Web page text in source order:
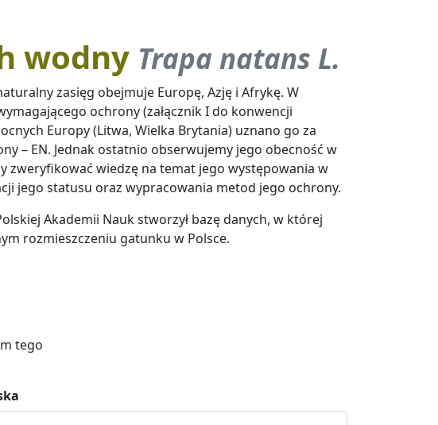
wodny Trapa natans L.
zasięg obejmuje Europę, Azję i Afrykę. W
ochrony (załącznik I do konwencji
Europy (Litwa, Wielka Brytania) uznano go za
– EN. Jednak ostatnio obserwujemy jego obecność w
zweryfikować wiedzę na temat jego występowania w
jego statusu oraz wypracowania metod jego ochrony.
Akademii Nauk stworzył bazę danych, w której
rozmieszczeniu gatunku w Polsce.
tego